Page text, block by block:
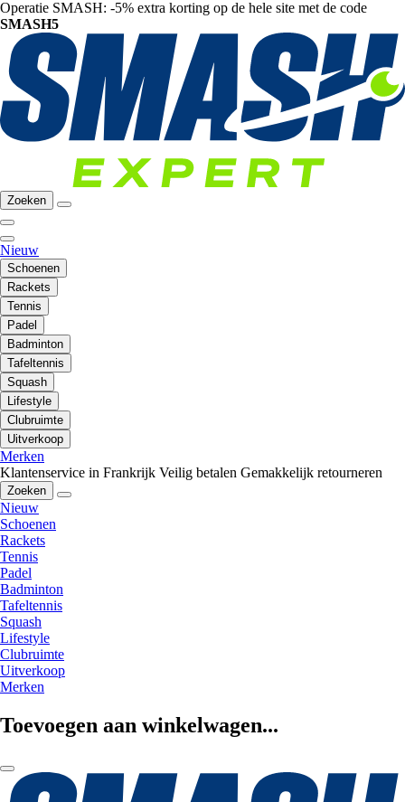
Operatie SMASH: -5% extra korting op de hele site met de code
SMASH5
Zoeken
Nieuw
Schoenen
Rackets
Tennis
Padel
Badminton
Tafeltennis
Squash
Lifestyle
Clubruimte
Uitverkoop
Merken
Klantenservice in Frankrijk Veilig betalen Gemakkelijk retourneren
Zoeken
Nieuw
Schoenen
Rackets
Tennis
Padel
Badminton
Tafeltennis
Squash
Lifestyle
Clubruimte
Uitverkoop
Merken
Toevoegen aan winkelwagen...